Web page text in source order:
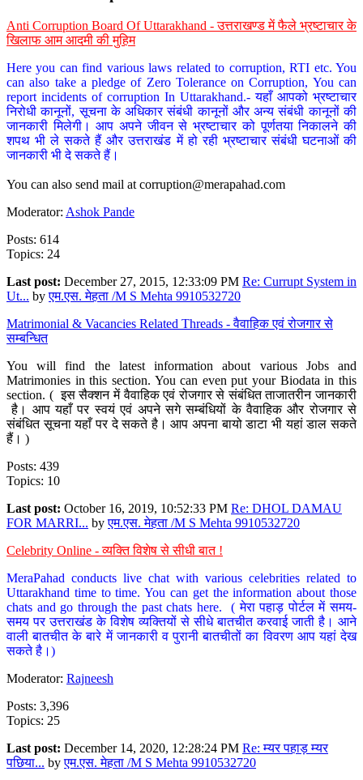
Anti Corruption Board Of Uttarakhand - उत्तराखण्ड में फैले भ्रष्टाचार के
खिलाफ आम आदमी की मुहिम
Here you can find various laws related to corruption, RTI etc. You
can also take a pledge of Zero Tolerance on Corruption, You can
report incidents of corruption In Uttarakhand.- यहाँ आपको भ्रष्टाचार
निरोधी कानूनों, सूचना के अधिकार संबंधी कानूनों और अन्य संबंधी कानूनों की
जानकारी मिलेगी। आप अपने जीवन से भ्रष्टाचार को पूर्णतया निकालने की
शपथ भी ले सकते हैं और उत्तराखंड में हो रही भ्रष्टाचार संबंधी घटनाओं की
जानकारी भी दे सकते हैं।
You can also send mail at corruption@merapahad.com
Moderator: Ashok Pande
Posts: 614
Topics: 24
Last post: December 27, 2015, 12:33:09 PM Re: Currupt System in
Ut... byएम.एस. मेहता /M S Mehta 9910532720
Matrimonial & Vacancies Related Threads - वैवाहिक एवं रोजगार से
सम्बन्धित
You will find the latest information about various Jobs and
Matrimonies in this section. You can even put your Biodata in this
section. ( इस सैक्शन में वैवाहिक एवं रोजगार से संबंधित ताजातरीन जानकारी
है। आप यहाँ पर स्वयं एवं अपने सगे सम्बंधियों के वैवाहिक और रोजगार से
संबंधित सूचना यहाँ पर दे सकते है। आप अपना बायो डाटा भी यहां डाल सकते
हैं। )
Posts: 439
Topics: 10
Last post: October 16, 2019, 10:52:33 PM Re: DHOL DAMAU
FOR MARRI... byएम.एस. मेहता /M S Mehta 9910532720
Celebrity Online - व्यक्ति विशेष से सीधी बात !
MeraPahad conducts live chat with various celebrities related to
Uttarakhand time to time. You can get the information about those
chats and go through the past chats here. ( मेरा पहाड़ पोर्टल में समय-
समय पर उत्तराखंड के विशेष व्यक्तियों से सीधे बातचीत करवाई जाती है। आने
वाली बातचीत के बारे में जानकारी व पुरानी बातचीतों का विवरण आप यहां देख
सकते है।)
Moderator: Rajneesh
Posts: 3,396
Topics: 25
Last post: December 14, 2020, 12:28:24 PM Re: म्यर पहाड़ म्यर
पछिया... byएम.एस. मेहता /M S Mehta 9910532720